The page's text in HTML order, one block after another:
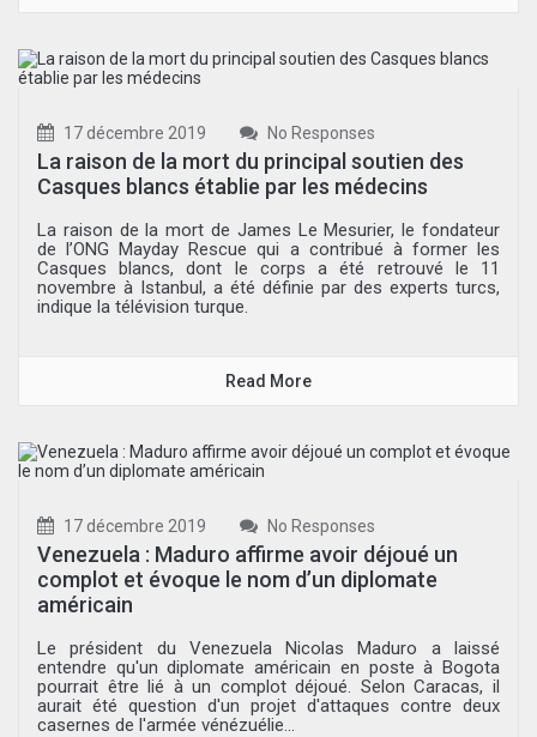
17 décembre 2019 No Responses
La raison de la mort du principal soutien des
Casques blancs établie par les médecins
La raison de la mort de James Le Mesurier, le fondateur
de l’ONG Mayday Rescue qui a contribué à former les
Casques blancs, dont le corps a été retrouvé le 11
novembre à Istanbul, a été définie par des experts turcs,
indique la télévision turque.
Read More
17 décembre 2019 No Responses
Venezuela : Maduro affirme avoir déjoué un
complot et évoque le nom d’un diplomate
américain
Le président du Venezuela Nicolas Maduro a laissé
entendre qu'un diplomate américain en poste à Bogota
pourrait être lié à un complot déjoué. Selon Caracas, il
aurait été question d'un projet d'attaques contre deux
casernes de l'armée vénézuélie...